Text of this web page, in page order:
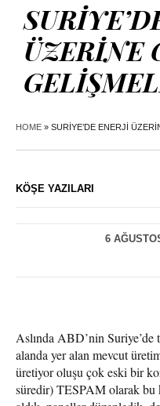
ÜZERİNE
HOME » SURİYE’DE ENERJİ
KÖŞE YAZILARI
6
Aslında ABD’nin
alanda yer alan mevcut
üretiyor oluşu çok eski bir
süredir) TESPAM olarak bu